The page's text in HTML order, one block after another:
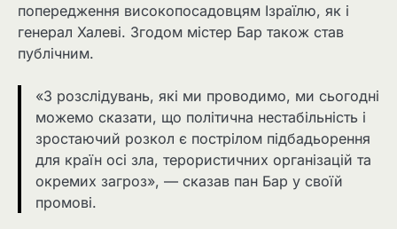
попередження високопосадовцям Ізраїлю, як і
генерал Халеві. Згодом містер Бар також став
публічним.
«З розслідувань, які ми проводимо, ми сьогодні
можемо сказати, що політична нестабільність і
зростаючий розкол є пострілом підбадьорення
для країн осі зла, терористичних організацій та
окремих загроз», — сказав пан Бар у своїй
промові.